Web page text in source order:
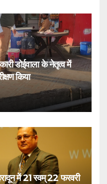
डोईवाला के नेतृत्व में
किया
में 21 स्वम् 22 फरवरी